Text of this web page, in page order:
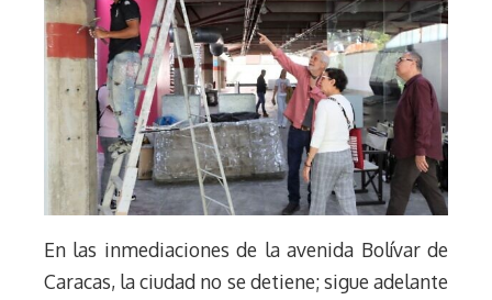
En las inmediaciones de la avenida Bolívar de
Caracas, la ciudad no se detiene; sigue adelante